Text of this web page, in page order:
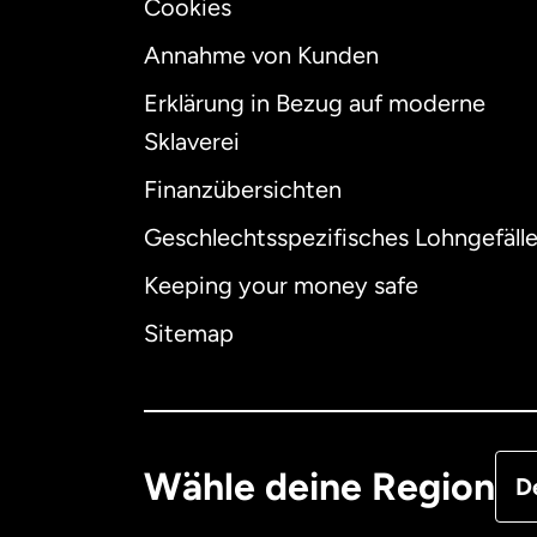
Cookies
Annahme von Kunden
Erklärung in Bezug auf moderne
Sklaverei
Finanzübersichten
Geschlechtsspezifisches Lohngefälle
Keeping your money safe
Sitemap
Wähle deine Region